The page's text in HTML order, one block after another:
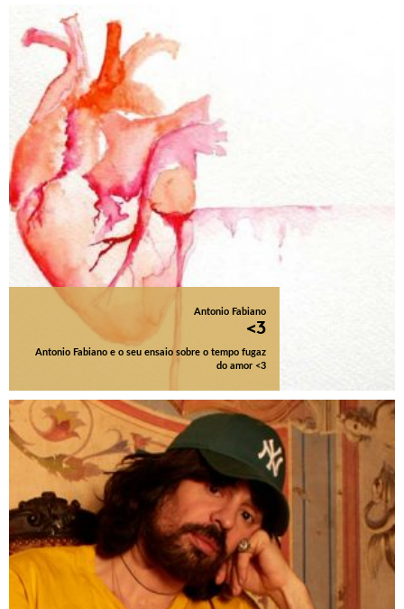
Antonio Fabiano
<3
Antonio Fabiano e o seu ensaio sobre o tempo fugaz
do amor <3